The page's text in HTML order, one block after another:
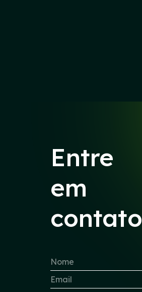
Entre
em
contato